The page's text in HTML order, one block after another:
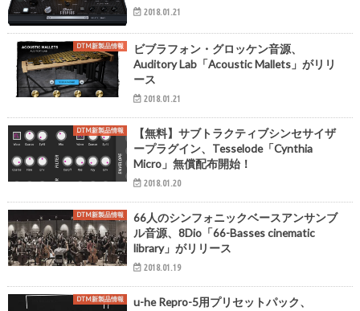
2018.01.21
DTM新製品情報
ビブラフォン・グロッケン音源、
Auditory Lab「Acoustic Mallets」がリリ
ース
2018.01.21
DTM新製品情報
【無料】サブトラクティブシンセサイザ
ープラグイン、Tesselode「Cynthia
Micro」無償配布開始！
2018.01.20
DTM新製品情報
66人のシンフォニックベースアンサンブ
ル音源、8Dio「66-Basses cinematic
library」がリリース
2018.01.19
DTM新製品情報
u-he Repro-5用プリセットパック、